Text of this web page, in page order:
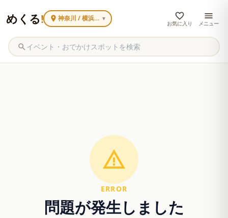
めくる! 神奈川 / 横浜みなとみらい
▼
お気に入り メニュー
ERROR
問題が発生しました